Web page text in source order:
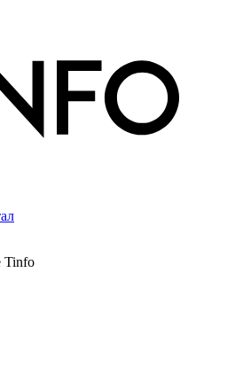
Tinfo